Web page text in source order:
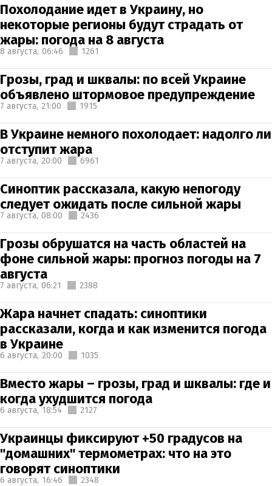
Похолодание идет в Украину, но
некоторые регионы будут страдать от
жары: погода на 8 августа
8 августа, 06:46 1261
Грозы, град и шквалы: по всей Украине
объявлено штормовое предупреждение
7 августа, 21:00 1915
В Украине немного похолодает: надолго ли
отступит жара
7 августа, 20:00 6961
Синоптик рассказала, какую непогоду
следует ожидать после сильной жары
7 августа, 08:00 2436
Грозы обрушатся на часть областей на
фоне сильной жары: прогноз погоды на 7
августа
7 августа, 06:21 2388
Жара начнет спадать: синоптики
рассказали, когда и как изменится погода
в Украине
6 августа, 20:00 1035
Вместо жары – грозы, град и шквалы: где и
когда ухудшится погода
6 августа, 18:54 2127
Украинцы фиксируют +50 градусов на
"домашних" термометрах: что на это
говорят синоптики
6 августа, 16:46 2348